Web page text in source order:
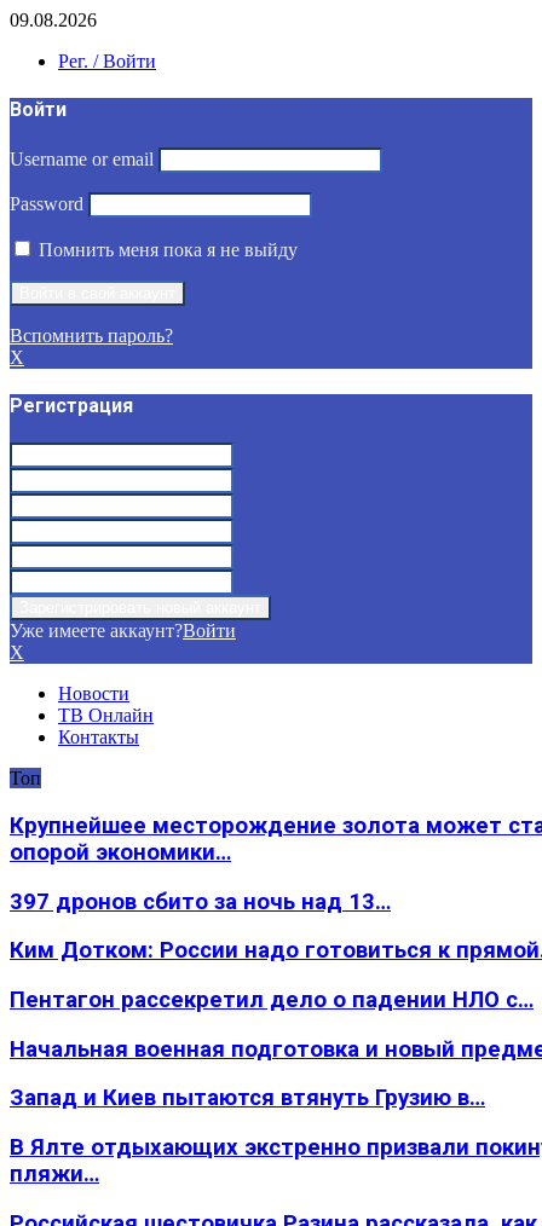
09.08.2026
Рег. / Войти
Войти
Username or email
Password
Помнить меня пока я не выйду
Вспомнить пароль?
X
Регистрация
Уже имеете аккаунт?Войти
X
Новости
ТВ Онлайн
Контакты
Топ
Крупнейшее месторождение золота может
опорой экономики…
397 дронов сбито за ночь над 13…
Ким Дотком: России надо готовиться к
Пентагон рассекретил дело о падении НЛО с…
Начальная военная подготовка и новый
Запад и Киев пытаются втянуть Грузию в…
В Ялте отдыхающих экстренно призвали
пляжи…